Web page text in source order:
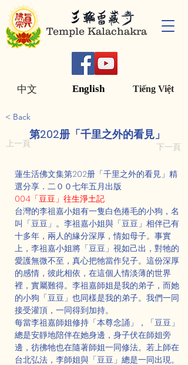
Temple Kalachakra
English Tiếng Việt
中文
< Back
第202册「千里之外的看見」
上一頁 下一頁
蓮生活佛文集第202册「千里之外的看見」精
選分享．二００七年五月出版
004「豆豆」往生淨土記
台灣的李祖嘉小姐有一隻白色捲毛的小狗，名
叫「豆豆」。李祖嘉小姐與「豆豆」相伴已有
十多年，兩人的緣分深厚，情如母子。事實
上，李祖嘉小姐將「豆豆」視如己出，對牠的
愛護無微不至，真心把牠當作兒子。這份深厚
的感情，彼此相依，在這個人情淡薄的世界
裡，實屬難得。李祖嘉師姐是我的弟子，而她
的小狗「豆豆」也同樣是我的弟子。我們一同
接受灌頂，一同得到加持。
每當李祖嘉師姐修持「本尊念誦」，「豆豆」
總是安靜地陪伴在她身邊，身子伏在師姐旁
邊，彷彿牠也在隨著師姐一同修法。若上師在
台北弘法，李師姐與「豆豆」總是一同出現。